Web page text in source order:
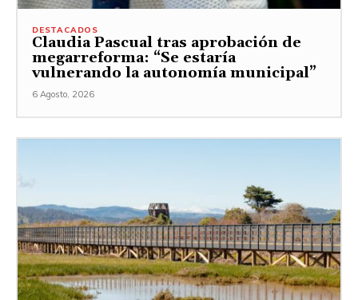
DESTACADOS
Claudia Pascual tras aprobación de
megarreforma: “Se estaría
vulnerando la autonomía municipal”
6 Agosto, 2026